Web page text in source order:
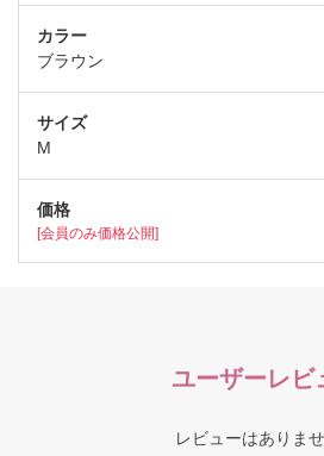
ブラウン
M
[会員のみ価格公開]
ユーザーレビ
レビューはありませ